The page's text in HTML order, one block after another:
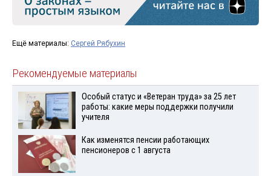
Ещё материалы: Сергей Рябухин
Рекомендуемые материалы
Особый статус и «Ветеран труда» за 25 лет
работы: какие меры поддержки получили
учителя
Как изменятся пенсии работающих
пенсионеров с 1 августа